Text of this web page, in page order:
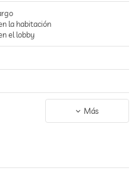
la habitación
el lobby
Más